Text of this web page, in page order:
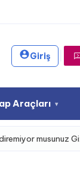
Giriş
Araçları ▾
Gizli Besin